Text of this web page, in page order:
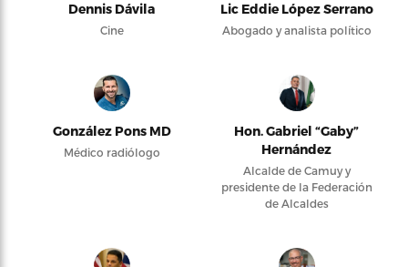
Dennis Dávila
Cine
Lic Eddie López Serrano
Abogado y analista político
González Pons MD
Médico radiólogo
Hon. Gabriel “Gaby”
Hernández
Alcalde de Camuy y
presidente de la Federación
de Alcaldes